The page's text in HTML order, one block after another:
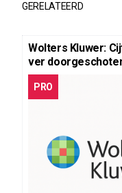
GERELATEERD
Wolters Kluwer:
ver
PRO